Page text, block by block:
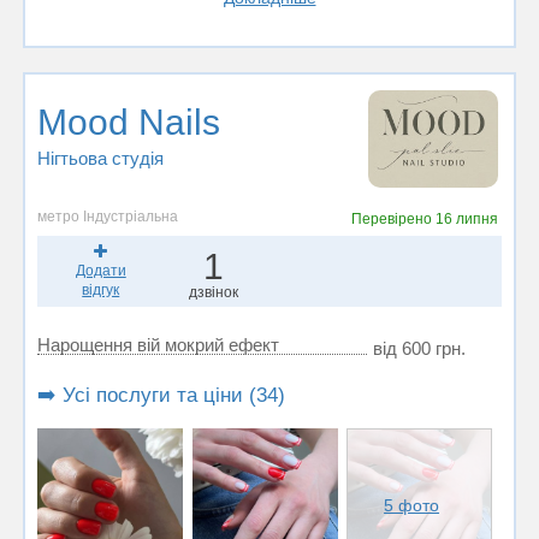
Mood Nails
Нігтьова студія
метро Індустріальна Перевірено 16 липня
Додати
відгук
1
дзвінок
Нарощення вій мокрий ефект від 600 грн.
➡️ Усі послуги та ціни (34)
5 фото